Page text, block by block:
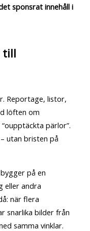
sponsrat innehåll i
till
Reportage, listor,
löften om
pärlor”.
utan bristen på
på en
eller andra
när flera
snarlika bilder från
samma vinklar.